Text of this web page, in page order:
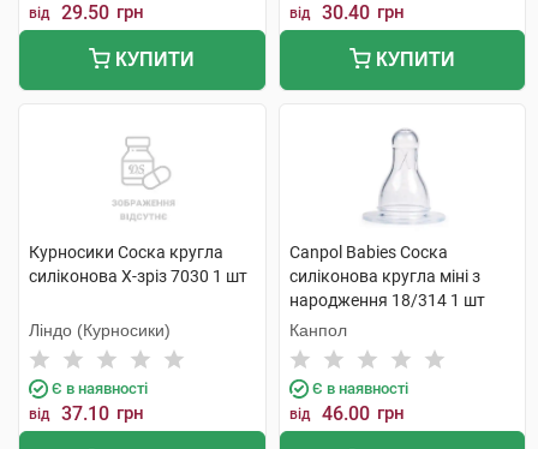
від 29.50 грн
КУПИТИ
від 30.40 грн
КУПИТИ
Курносики Соска кругла
силіконова X-зріз 7030 1 шт
Ліндо (Курносики)
Є в наявності
від 37.10 грн
Canpol Babies Соска
силіконова кругла міні з
народження 18/314 1 шт
Канпол
Є в наявності
від 46.00 грн